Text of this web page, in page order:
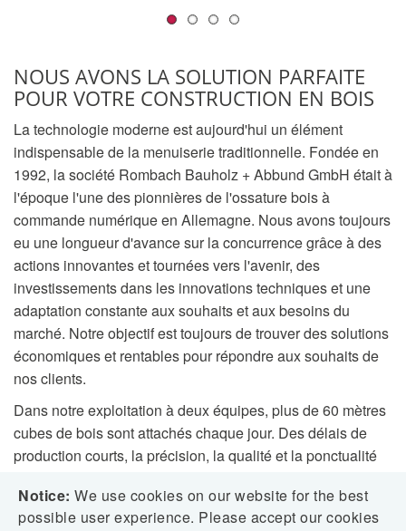
NOUS AVONS LA SOLUTION PARFAITE
POUR VOTRE CONSTRUCTION EN BOIS
La technologie moderne est aujourd'hui un élément
indispensable de la menuiserie traditionnelle. Fondée en
1992, la société Rombach Bauholz + Abbund GmbH était à
l'époque l'une des pionnières de l'ossature bois à
commande numérique en Allemagne. Nous avons toujours
eu une longueur d'avance sur la concurrence grâce à des
actions innovantes et tournées vers l'avenir, des
investissements dans les innovations techniques et une
adaptation constante aux souhaits et aux besoins du
marché. Notre objectif est toujours de trouver des solutions
économiques et rentables pour répondre aux souhaits de
nos clients.
Dans notre exploitation à deux équipes, plus de 60 mètres
cubes de bois sont attachés chaque jour. Des délais de
production courts, la précision, la qualité et la ponctualité
évidence. Nos clients en Allemagne et à l'étranger
l'apprécient.
Notice: We use cookies on our website for the best
possible user experience. Please accept our cookies